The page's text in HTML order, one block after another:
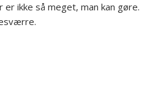
ikke så meget, man kan gøre.